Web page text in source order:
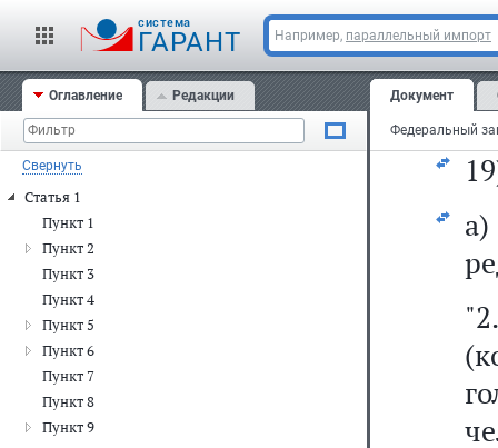
cистема
ГАРАНТ Например, параллельный импорт
Оглавление Редакции
Свернуть
Статья 1
Пункт 1
Пункт 2
Пункт 3
Пункт 4
Пункт 5
Пункт 6
Пункт 7
Пункт 8
Пункт 9
Документ